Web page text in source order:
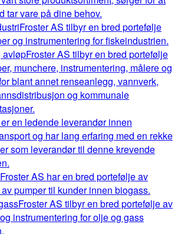
tar vare på dine behov.
Froster AS tilbyr en bred portefølje
og instrumentering for fiskeindustrien.
avløpFroster AS tilbyr en bred portefølje
munchere, instrumentering, målere og
blant annet renseanlegg, vannverk,
og kommunale
en ledende leverandør innen
og har lang erfaring med en rekke
som leverandør til denne krevende
Froster AS har en bred portefølje av
pumper til kunder innen biogass.
Froster AS tilbyr en bred portefølje av
instrumentering for olje og gass